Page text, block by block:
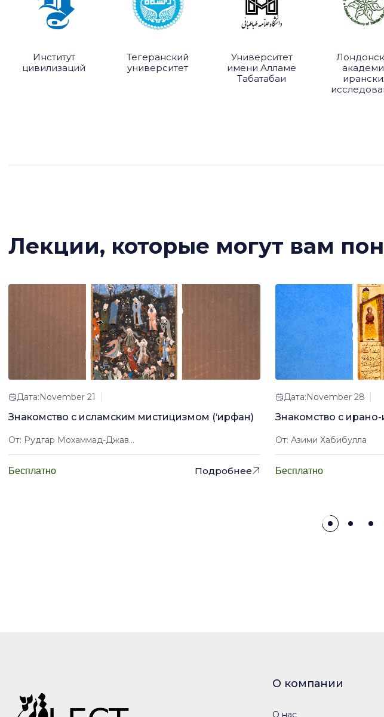
Институт
цивилизаций
Тегеранский
университет
Университет
имени Алламе
Табатабаи
Лондонская
академия
иранских
исследований
Лекции, которые могут вам
Дата:November 21
Знакомство с исламским мистицизмом (‘ирфан)
От: Рудгар Мохаммад-Джав...
Бесплатно Подробнее
Дата:November 28
Знакомство с
От: Азими Хабибулла
Бесплатно
О компании
О нас